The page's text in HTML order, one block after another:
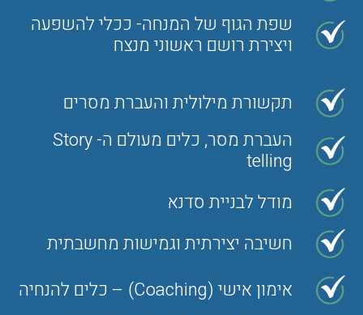
שפת הגוף של המנחה- ככלי להשפעה
ויצירת רושם ראשוני מנצח
תקשורת מילולית והעברת מסרים
העברת מסר, כלים מעולם ה- Story
telling
מודל לבניית סדנא
חשיבה יצירתית וגמישות מחשבתית
אימון אישי (Coaching) – כלים להנחיה